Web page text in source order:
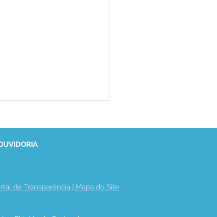
de Transparência | Mapa do Site